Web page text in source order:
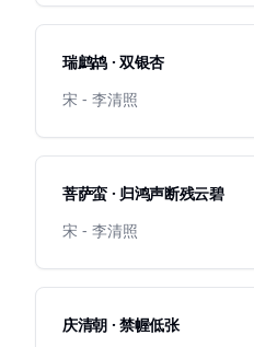
瑞鹧鸪 · 双银杏
宋 - 李清照
菩萨蛮 · 归鸿声断残云碧
宋 - 李清照
庆清朝 · 禁幄低张